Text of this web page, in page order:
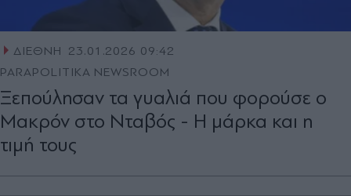
ΔΙΕΘΝΗ
23.01.2026 09:42
PARAPOLITIKA NEWSROOM
Ξεπούλησαν τα γυαλιά που φορούσε ο
Μακρόν στο Νταβός - Η μάρκα και η
τιμή τους